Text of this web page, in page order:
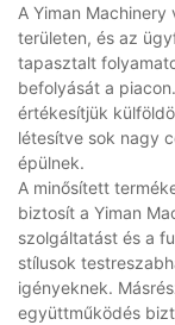
A Yiman
területen, és az
tapasztalt
befolyását a
értékesítjük
létesítve sok nagy
épülnek.
A minősített
biztosít a Yiman
szolgáltatást és a
stílusok
igényeknek.
együttműködés